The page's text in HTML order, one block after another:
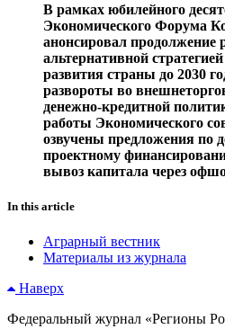
В рамках юбилейного
Экономического Форума
анонсировал продолжение
альтернативной
развития страны до 2030
развороты во
денежно-кредитной
работы Экономического
озвучены предложения по
проектному
вывоз капитала через
In this article
Аграрный вестник
Материалы из журнала
Наверх
Федеральный журнал «Регионы